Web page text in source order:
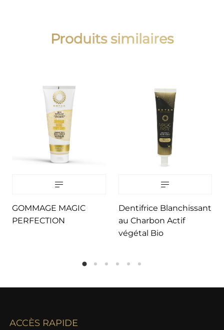
Produits similaires
GOMMAGE MAGIC
PERFECTION
Dentifrice Blanchissant
au Charbon Actif
végétal Bio
ACCÈS RAPIDE